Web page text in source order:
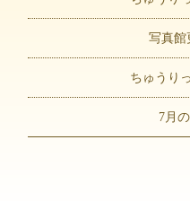
写真館
ちゅうり
7月